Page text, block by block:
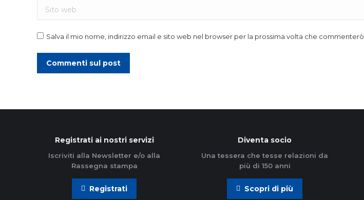
Sito web
Salva il mio nome, indirizzo email e sito web nel browser per la prossima volta che commenterò.
Commenti sul post
Registrati ai nostri servizi
Iscriviti alla Newsletter e/o alla
Rassegna stampa
Registrati
Diventa socio
Una tessera che tesse relazioni da
più di 150 anni
Scopri di più